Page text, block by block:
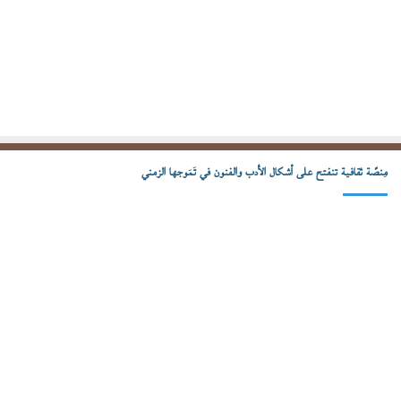
مِنصّة ثقافية تنفتح على أشكال الأدب والفنون في تَمَوجها الزمني